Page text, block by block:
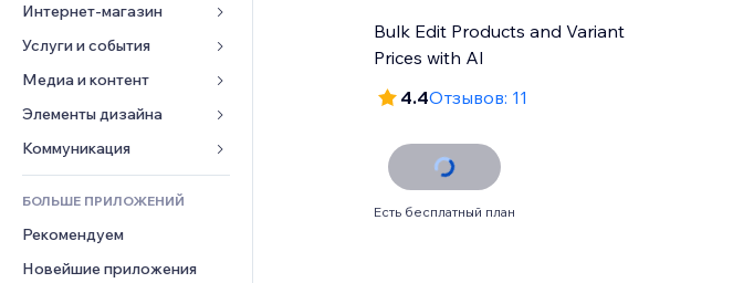
Реклама
Моб. версия
Веб-аналитика
Списки сайтов
Эл. почта
Интернет-магазин
Приложения для магазинов
Доставка
Кнопки продаж
Бухгалтерский учет
Купоны и лояльность
Складские услуги
Услуги и события
Отели
События
Рестораны
Недвижимость
Онлайн-запись
Медиа и контент
Галерея
Музыка
Подкасты
Фотография
Видео
PDF
Элементы дизайна
Карты и навигация
Конфиденциальность и
безопасность
Часы
Формы
Опросы
Чат
БОЛЬШЕ ПРИЛОЖЕНИЙ
Рекомендуем
Новейшие приложения
Bulk Edit Products and Variant
Prices with AI
4.4Отзывов: 11
Есть бесплатный план